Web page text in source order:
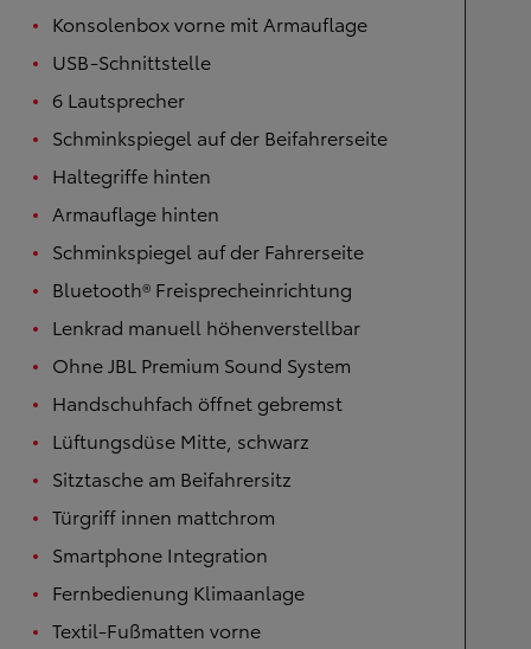
Konsolenbox vorne mit Armauflage
USB-Schnittstelle
6 Lautsprecher
Schminkspiegel auf der Beifahrerseite
Haltegriffe hinten
Armauflage hinten
Schminkspiegel auf der Fahrerseite
Bluetooth® Freisprecheinrichtung
Lenkrad manuell höhenverstellbar
Ohne JBL Premium Sound System
Handschuhfach öffnet gebremst
Lüftungsdüse Mitte, schwarz
Sitztasche am Beifahrersitz
Türgriff innen mattchrom
Smartphone Integration
Fernbedienung Klimaanlage
Textil-Fußmatten vorne